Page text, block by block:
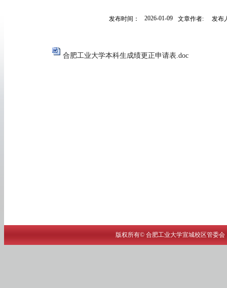
发布时间： 2026-01-09 文章作者: 发布
合肥工业大学本科生成绩更正申请表.doc
版权所有© 合肥工业大学宣城校区管委